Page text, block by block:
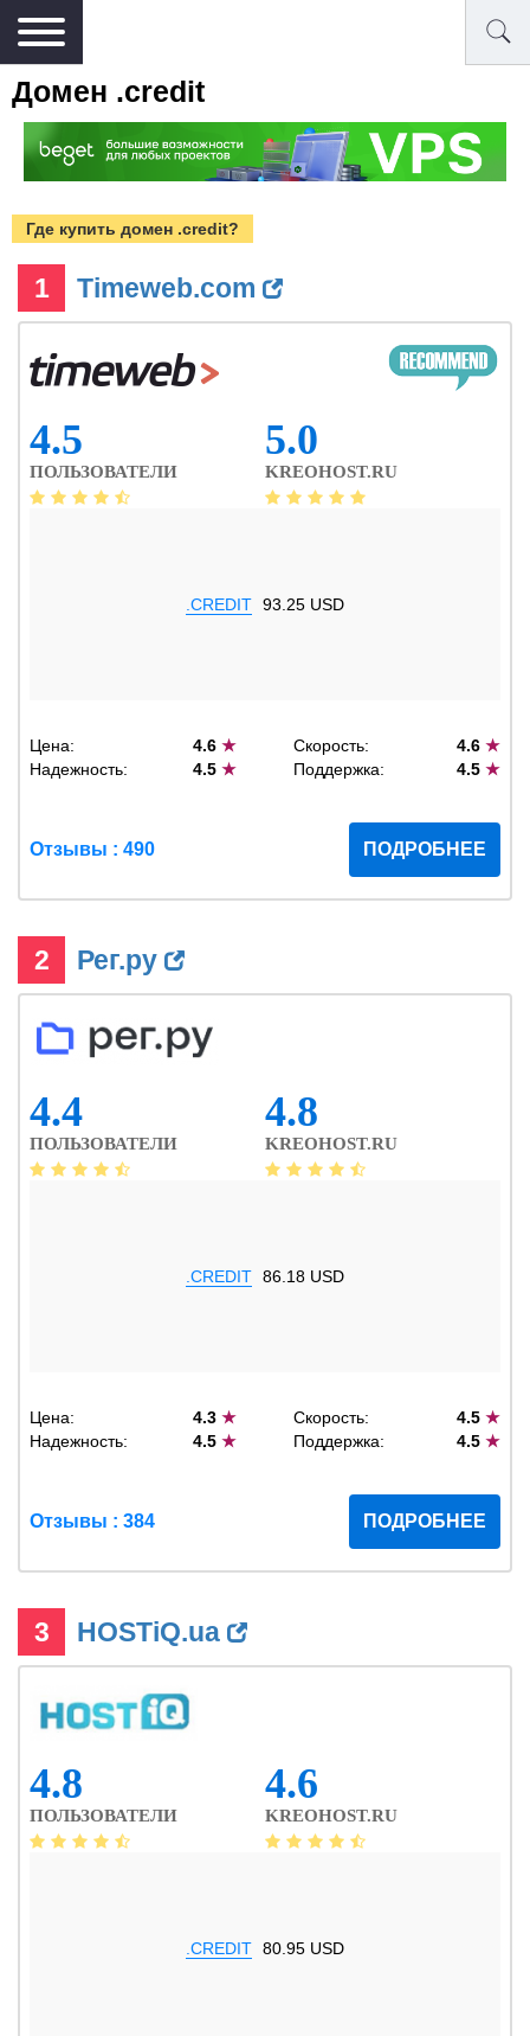
Домен .credit
Где купить домен .credit?
1 Timeweb.com
4.5
ПОЛЬЗОВАТЕЛИ
5.0
KREOHOST.RU
.CREDIT 93.25 USD
Цена: 4.6★ Скорость: 4.6 ★
Надежность:
4.5★ Поддержка: 4.5 ★
Отзывы : 490 ПОДРОБНЕЕ
2 Рег.ру
4.4
ПОЛЬЗОВАТЕЛИ
4.8
KREOHOST.RU
.CREDIT 86.18 USD
Цена: 4.3★ Скорость: 4.5 ★
Надежность:
4.5★ Поддержка: 4.5 ★
Отзывы : 384 ПОДРОБНЕЕ
3 HOSTiQ.ua
4.8
ПОЛЬЗОВАТЕЛИ
4.6
KREOHOST.RU
.CREDIT 80.95 USD